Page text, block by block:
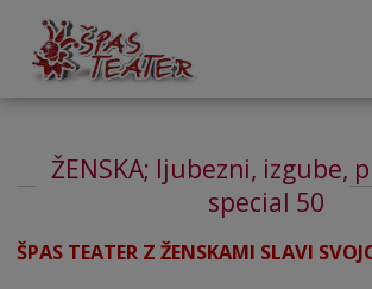
ŽENSKA; ljubezni, izgube,
special 50
ŠPAS TEATER Z ŽENSKAMI SLAVI